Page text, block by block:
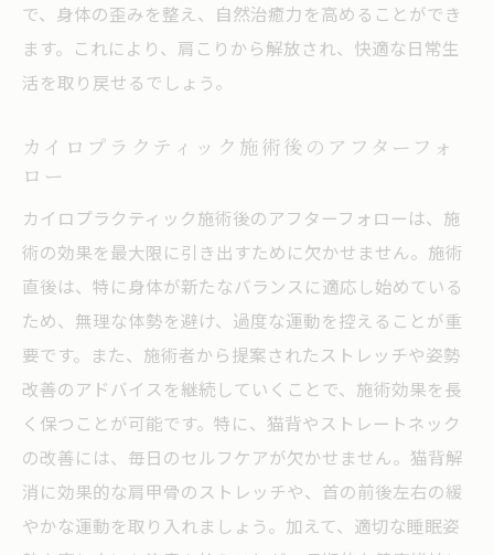
で、身体の歪みを整え、自然治癒力を高めることができ
ます。これにより、肩こりから解放され、快適な日常生
活を取り戻せるでしょう。
カイロプラクティック施術後のアフターフォ
ロー
カイロプラクティック施術後のアフターフォローは、施
術の効果を最大限に引き出すために欠かせません。施術
直後は、特に身体が新たなバランスに適応し始めている
ため、無理な体勢を避け、過度な運動を控えることが重
要です。また、施術者から提案されたストレッチや姿勢
改善のアドバイスを継続していくことで、施術効果を長
く保つことが可能です。特に、猫背やストレートネック
の改善には、毎日のセルフケアが欠かせません。猫背解
消に効果的な肩甲骨のストレッチや、首の前後左右の緩
やかな運動を取り入れましょう。加えて、適切な睡眠姿